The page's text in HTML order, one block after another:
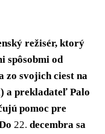
režisér, ktorý
spôsobmi od
zo svojich ciest na
a prekladateľ Palo
pomoc pre
22. decembra sa